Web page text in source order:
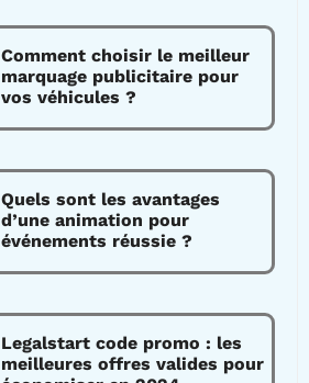
Comment choisir le meilleur
marquage publicitaire pour
vos véhicules ?
Quels sont les avantages
d’une animation pour
événements réussie ?
Legalstart code promo : les
meilleures offres valides pour